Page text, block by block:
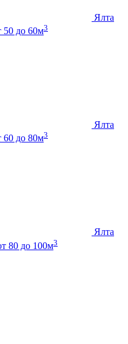
Ялта
50 до 60м3
Ялта
60 до 80м3
Ялта
80 до 100м3